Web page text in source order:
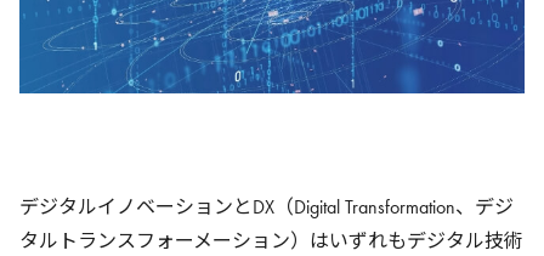
デジタルイノベーションとDX（Digital Transformation、デジ
タルトランスフォーメーション）はいずれもデジタル技術